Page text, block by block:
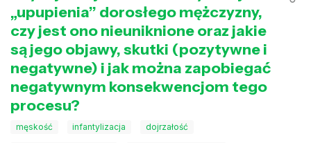
„upupienia” dorosłego mężczyzny,
czy jest ono nieuniknione oraz jakie
są jego objawy, skutki (pozytywne i
negatywne) i jak można zapobiegać
negatywnym konsekwencjom tego
procesu?
męskość infantylizacja dojrzałość